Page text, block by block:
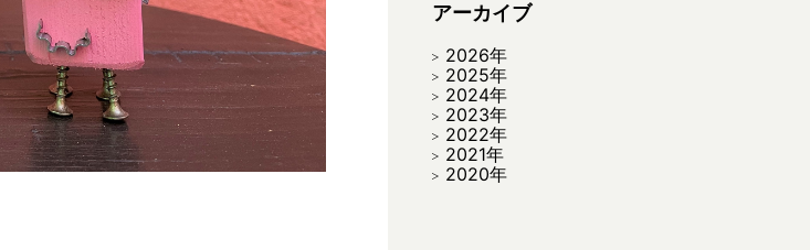
アーカイブ
2026年
2025年
2024年
2023年
2022年
2021年
2020年